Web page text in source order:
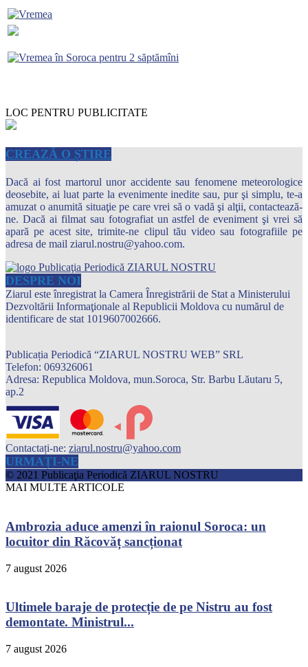
LOC PENTRU PUBLICITATE
CREAZĂ O ȘTIRE
Dacă ai fost martorul unor accidente sau fenomene meteorologice
deosebite, ai luat parte la evenimente inedite sau, pur şi simplu, te-a
amuzat o anumită situaţie pe care vrei să o vadă şi alţii, contactează-
ne. Dacă ai filmat sau fotografiat un astfel de eveniment şi vrei să
apară pe acest site, trimite-ne clipul tău video sau fotografiile pe
adresa de mail ziarul.nostru@yahoo.com.
DESPRE NOI
Ziarul este înregistrat la Camera Înregistrării de Stat a Ministerului
Dezvoltării Informaţionale al Republicii Moldova cu numărul de
identificare de stat 1019607002666.
Publicația Periodică “ZIARUL NOSTRU WEB” SRL
Telefon: 069326061
Adresa: Republica Moldova, mun.Soroca, Str. Barbu Lăutaru 5,
ap.2
Contactați-ne: ziarul.nostru@yahoo.com
URMAȚI-NE
© 2021 Publicaţia Periodică ZIARUL NOSTRU
MAI MULTE ARTICOLE
Ambrozia aduce amenzi în raionul Soroca: un
locuitor din Răcovăț sancționat
7 august 2026
Ultimele baraje de protecție de pe Nistru au fost
demontate. Ministrul...
7 august 2026